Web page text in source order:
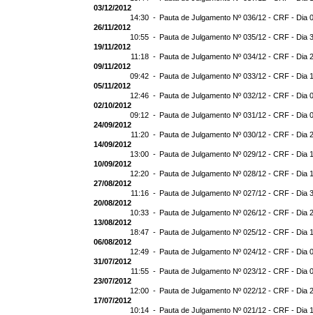
03/12/2012
14:30 - Pauta de Julgamento Nº 036/12 - CRF - Dia
26/11/2012
10:55 - Pauta de Julgamento Nº 035/12 - CRF - Dia
19/11/2012
11:18 - Pauta de Julgamento Nº 034/12 - CRF - Dia
09/11/2012
09:42 - Pauta de Julgamento Nº 033/12 - CRF - Dia
05/11/2012
12:46 - Pauta de Julgamento Nº 032/12 - CRF - Dia
02/10/2012
09:12 - Pauta de Julgamento Nº 031/12 - CRF - Dia
24/09/2012
11:20 - Pauta de Julgamento Nº 030/12 - CRF - Dia
14/09/2012
13:00 - Pauta de Julgamento Nº 029/12 - CRF - Dia
10/09/2012
12:20 - Pauta de Julgamento Nº 028/12 - CRF - Dia
27/08/2012
11:16 - Pauta de Julgamento Nº 027/12 - CRF - Dia
20/08/2012
10:33 - Pauta de Julgamento Nº 026/12 - CRF - Dia
13/08/2012
18:47 - Pauta de Julgamento Nº 025/12 - CRF - Dia
06/08/2012
12:49 - Pauta de Julgamento Nº 024/12 - CRF - Dia
31/07/2012
11:55 - Pauta de Julgamento Nº 023/12 - CRF - Dia
23/07/2012
12:00 - Pauta de Julgamento Nº 022/12 - CRF - Dia
17/07/2012
10:14 - Pauta de Julgamento Nº 021/12 - CRF - Dia